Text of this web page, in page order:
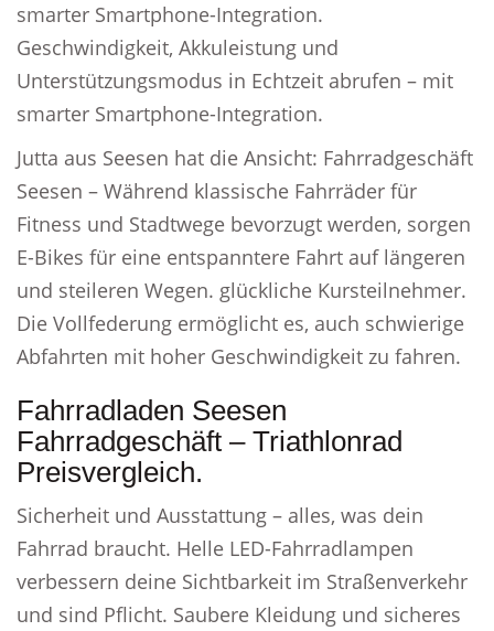
smarter Smartphone-Integration.
Geschwindigkeit, Akkuleistung und
Unterstützungsmodus in Echtzeit abrufen – mit
smarter Smartphone-Integration.
Jutta aus Seesen hat die Ansicht: Fahrradgeschäft
Seesen – Während klassische Fahrräder für
Fitness und Stadtwege bevorzugt werden, sorgen
E-Bikes für eine entspanntere Fahrt auf längeren
und steileren Wegen. glückliche Kursteilnehmer.
Die Vollfederung ermöglicht es, auch schwierige
Abfahrten mit hoher Geschwindigkeit zu fahren.
Fahrradladen Seesen
Fahrradgeschäft – Triathlonrad
Preisvergleich.
Sicherheit und Ausstattung – alles, was dein
Fahrrad braucht. Helle LED-Fahrradlampen
verbessern deine Sichtbarkeit im Straßenverkehr
und sind Pflicht. Saubere Kleidung und sicheres